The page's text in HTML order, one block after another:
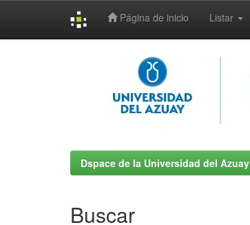
Página de inicio Listar
Dspace de la Universidad del Azuay
Buscar